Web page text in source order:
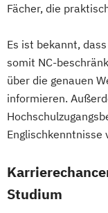
Fächer, die
Es ist bekannt,
somit NC-
über die genauen
informieren.
Englischkenntnisse
Studium